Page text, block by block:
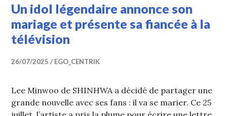
Un idol légendaire annonce son
mariage et présente sa fiancée à la
télévision
26/07/2025 EGO_CENTRIK
Lee Minwoo de SHINHWA a décidé de partager une
grande nouvelle avec ses fans : il va se marier. Ce 25